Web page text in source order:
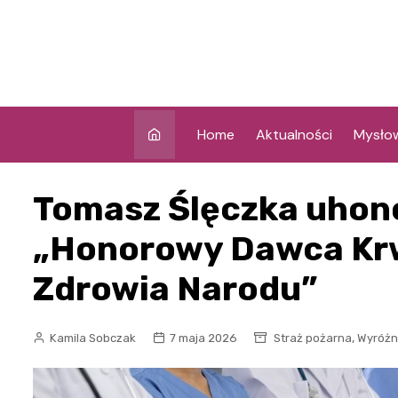
Home Aktualności
Tomasz Ślęczka
„Honorowy Dawca
Zdrowia Narodu”
Kamila Sobczak 7 maja 2026 Straż pożarna,